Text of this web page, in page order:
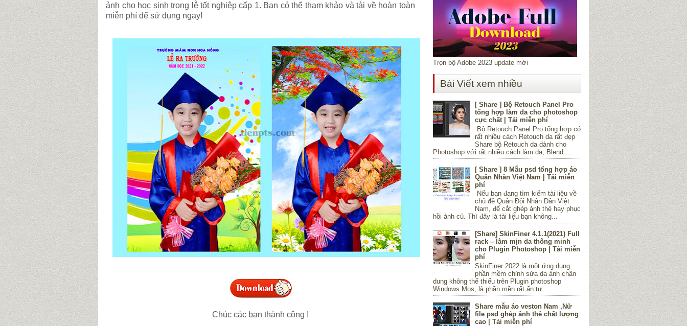
ảnh cho học sinh trong lễ tốt nghiệp cấp 1. Bạn có thể tham khảo và tải về hoàn toàn
miễn phí để sử dụng ngay!
Chúc các bạn thành công !
Trọn bộ Adobe 2023 update mới
Bài Viết xem nhiều
[ Share ] Bộ Retouch Panel Pro
tổng hợp làm da cho photoshop
cực chất | Tải miễn phí
Bộ Retouch Panel Pro tổng hợp có
rất nhiều cách Retouch da rất đẹp
Share bộ Retouch da dành cho
Photoshop với rất nhiều cách làm da, Blend ...
[ Share ] 8 Mẫu psd tổng hợp áo
Quân Nhân Việt Nam | Tải miễn
phí
Nếu bạn đang tìm kiếm tài liệu về
chủ đề Quân Đội Nhân Dân Việt
Nam, để cắt ghép ảnh thẻ hay phục
hồi ảnh củ. Thì đây là tài liệu bạn không...
[Share] SkinFiner 4.1.1(2021) Full
rack – làm mịn da thông minh
cho Plugin Photoshop | Tải miễn
phí
SkinFiner 2022 là một ứng dụng
phần mềm chỉnh sửa da ảnh chân
dung không thể thiếu trên Plugin photoshop
Windows Mos, là phần mền rất ấn tư...
Share mẫu áo veston Nam ,Nữ
file psd ghép ảnh thẻ chất lượng
cao | Tải miễn phí